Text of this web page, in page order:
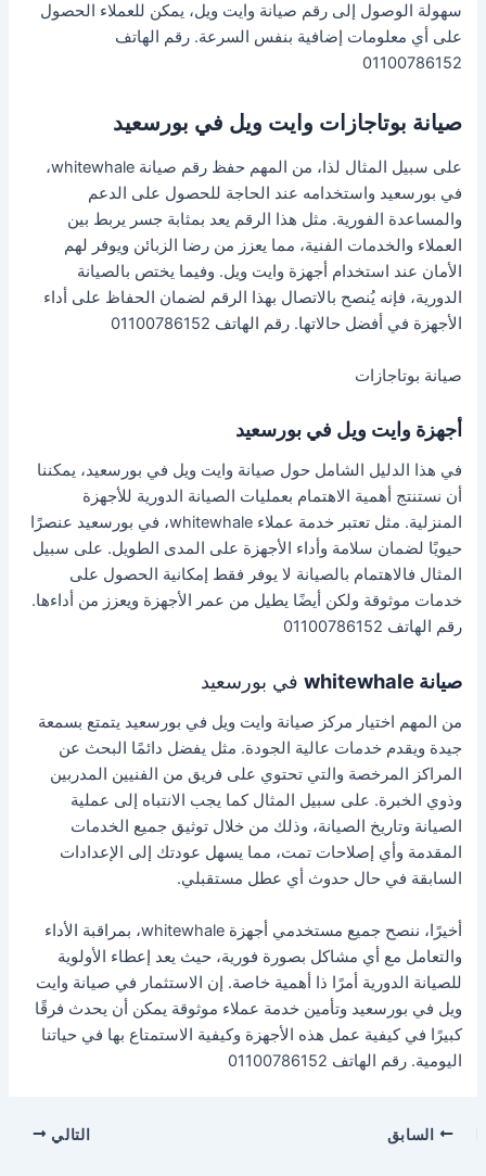
سهولة الوصول إلى رقم صيانة وايت ويل، يمكن للعملاء الحصول
على أي معلومات إضافية بنفس السرعة. رقم الهاتف
01100786152
صيانة بوتاجازات وايت ويل في بورسعيد
على سبيل المثال لذا، من المهم حفظ رقم صيانة whitewhale،
في بورسعيد واستخدامه عند الحاجة للحصول على الدعم
والمساعدة الفورية. مثل هذا الرقم يعد بمثابة جسر يربط بين
العملاء والخدمات الفنية، مما يعزز من رضا الزبائن ويوفر لهم
الأمان عند استخدام أجهزة وايت ويل. وفيما يختص بالصيانة
الدورية، فإنه يُنصح بالاتصال بهذا الرقم لضمان الحفاظ على أداء
الأجهزة في أفضل حالاتها. رقم الهاتف 01100786152
صيانة بوتاجازات
أجهزة وايت ويل في بورسعيد
في هذا الدليل الشامل حول صيانة وايت ويل في بورسعيد، يمكننا
أن نستنتج أهمية الاهتمام بعمليات الصيانة الدورية للأجهزة
المنزلية. مثل تعتبر خدمة عملاء whitewhale، في بورسعيد عنصرًا
حيويًا لضمان سلامة وأداء الأجهزة على المدى الطويل. على سبيل
المثال فالاهتمام بالصيانة لا يوفر فقط إمكانية الحصول على
خدمات موثوقة ولكن أيضًا يطيل من عمر الأجهزة ويعزز من أداءها.
رقم الهاتف 01100786152
صيانة whitewhale في بورسعيد
من المهم اختيار مركز صيانة وايت ويل في بورسعيد يتمتع بسمعة
جيدة ويقدم خدمات عالية الجودة. مثل يفضل دائمًا البحث عن
المراكز المرخصة والتي تحتوي على فريق من الفنيين المدربين
وذوي الخبرة. على سبيل المثال كما يجب الانتباه إلى عملية
الصيانة وتاريخ الصيانة، وذلك من خلال توثيق جميع الخدمات
المقدمة وأي إصلاحات تمت، مما يسهل عودتك إلى الإعدادات
السابقة في حال حدوث أي عطل مستقبلي.
أخيرًا، ننصح جميع مستخدمي أجهزة whitewhale، بمراقبة الأداء
والتعامل مع أي مشاكل بصورة فورية، حيث يعد إعطاء الأولوية
للصيانة الدورية أمرًا ذا أهمية خاصة. إن الاستثمار في صيانة وايت
ويل في بورسعيد وتأمين خدمة عملاء موثوقة يمكن أن يحدث فرقًا
كبيرًا في كيفية عمل هذه الأجهزة وكيفية الاستمتاع بها في حياتنا
اليومية. رقم الهاتف 01100786152
السابق التالي